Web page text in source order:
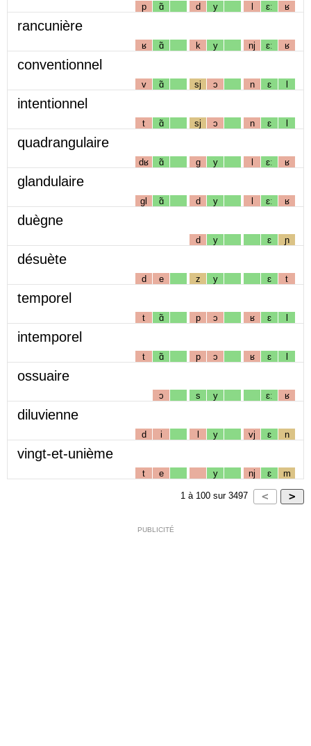
p ɑ̃ d y l ɛː ʁ
rancunière
ʁ ɑ̃ k y nj ɛː ʁ
conventionnel
v ɑ̃ sj ɔ n ɛ l
intentionnel
t ɑ̃ sj ɔ n ɛ l
quadrangulaire
dʁ ɑ̃ g y l ɛː ʁ
glandulaire
gl ɑ̃ d y l ɛː ʁ
duègne
d y ɛ ɲ
désuète
d e z y ɛ t
temporel
t ɑ̃ p ɔ ʁ ɛ l
intemporel
t ɑ̃ p ɔ ʁ ɛ l
ossuaire
ɔ s y ɛː ʁ
diluvienne
d i l y vj ɛ n
vingt-et-unième
t e y nj ɛ m
1 à 100 sur 3497
PUBLICITÉ